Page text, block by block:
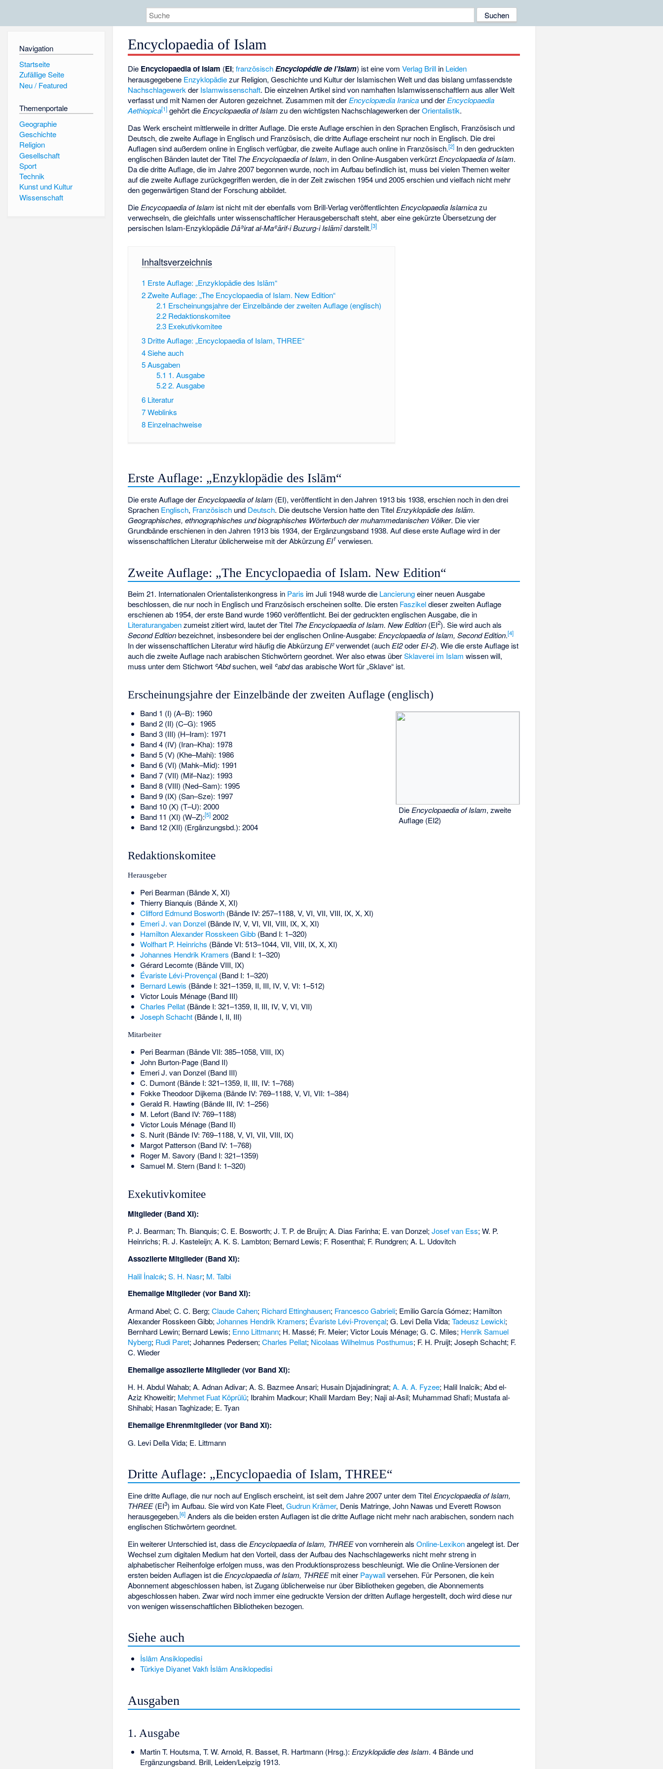
Navigation
Startseite
Zufällige Seite
Neu / Featured
Themenportale
Geographie
Geschichte
Religion
Gesellschaft
Sport
Technik
Kunst und Kultur
Wissenschaft
Encyclopaedia of Islam
Die Encyclopaedia of Islam (EI;französisch Encyclopédie de l’Islam) ist eine vomVerlag Brill in Leiden
herausgegebene Enzyklopädiezur Religion, Geschichte und Kultur der Islamischen Welt und das bislang umfassendste
Nachschlagewerkder Islamwissenschaft. Die einzelnen Artikel sind von namhaften Islamwissenschaftlern aus aller Welt
verfasst und mit Namen der Autoren gezeichnet. Zusammen mit derEncyclopædia Iranica und derEncyclopaedia
Aethiopica[1] gehört dieEncyclopaedia of Islam zu den wichtigsten Nachschlagewerken derOrientalistik.
Das Werk erscheint mittlerweile in dritter Auflage. Die erste Auflage erschien in den Sprachen Englisch, Französisch und
Deutsch, die zweite Auflage in Englisch und Französisch, die dritte Auflage erscheint nur noch in Englisch. Die drei
Auflagen sind außerdem online in Englisch verfügbar, die zweite Auflage auch online in Französisch.[2] In den gedruckten
englischen Bänden lautet der Titel The Encyclopaedia of Islam, in den Online-Ausgaben verkürzt Encyclopaedia of Islam.
Da die dritte Auflage, die im Jahre 2007 begonnen wurde, noch im Aufbau befindlich ist, muss bei vielen Themen weiter
auf die zweite Auflage zurückgegriffen werden, die in der Zeit zwischen 1954 und 2005 erschien und vielfach nicht mehr
den gegenwärtigenStand der Forschungabbildet.
Die Encycopaedia of Islam ist nicht mit der ebenfalls vom Brill-Verlag veröffentlichten Encyclopaedia Islamicazu
verwechseln, die gleichfalls unter wissenschaftlicher Herausgeberschaft steht, aber eine gekürzte Übersetzung der
persischen Islam-EnzyklopädieDāʾirat al-Maʿārif-i Buzurg-i Islāmīdarstellt.[3]
Inhaltsverzeichnis
1 Erste Auflage: „Enzyklopädie des Islām“
2Zweite Auflage: „The Encyclopaedia of Islam. New Edition“
2.1 Erscheinungsjahre der Einzelbände der zweiten Auflage (englisch)
2.2 Redaktionskomitee
2.3 Exekutivkomitee
3 Dritte Auflage: „Encyclopaedia of Islam, THREE“
4Siehe auch
5Ausgaben
5.1 1. Ausgabe
5.2 2. Ausgabe
6 Literatur
7Weblinks
8 Einzelnachweise
Erste Auflage: „Enzyklopädie des Islām“
Die erste Auflage der Encyclopaedia of Islam (EI), veröffentlicht in den Jahren 1913 bis 1938, erschien noch in den drei
Sprachen Englisch, Französisch und Deutsch. Die deutsche Version hatte den Titel Enzyklopädie des Islām.
Geographisches, ethnographisches und biographisches Wörterbuch der muhammedanischen Völker. Die vier
Grundbände erschienen in den Jahren 1913 bis 1934, der Ergänzungsband 1938. Auf diese erste Auflage wird in der
wissenschaftlichen Literatur üblicherweise mit der Abkürzung EI1 verwiesen.
Zweite Auflage: „The Encyclopaedia of Islam. New Edition“
Beim 21. Internationalen Orientalistenkongress in Paris im Juli 1948 wurde die Lancierungeiner neuen Ausgabe
beschlossen, die nur noch in Englisch und Französisch erscheinen sollte. Die ersten Faszikeldieser zweiten Auflage
erschienen ab 1954, der erste Band wurde 1960 veröffentlicht. Bei der gedruckten englischen Ausgabe, die in
Literaturangabenzumeist zitiert wird, lautet der Titel The Encyclopaedia of Islam. New Edition (EI2). Sie wird auch als
Second Editionbezeichnet, insbesondere bei der englischen Online-Ausgabe: Encyclopaedia of Islam, Second Edition.[4]
In der wissenschaftlichen Literatur wird häufig die Abkürzung EI²verwendet (auch EI2oder EI-2). Wie die erste Auflage ist
auch die zweite Auflage nach arabischen Stichwörtern geordnet. Wer also etwas überSklaverei im Islam wissen will,
muss unter dem Stichwort ʿAbdsuchen, weil ʿabddas arabische Wort für „Sklave“ ist.
Erscheinungsjahre der Einzelbände der zweiten Auflage (englisch)
DieEncyclopaedia of Islam, zweite
Auflage (EI2)
Band 1 (I) (A–B): 1960
Band 2 (II) (C–G): 1965
Band 3 (III) (H–Iram): 1971
Band 4 (IV) (Iran–Kha): 1978
Band 5 (V) (Khe–Mahi): 1986
Band 6 (VI) (Mahk–Mid): 1991
Band 7 (VII) (Mif–Naz): 1993
Band 8 (VIII) (Ned–Sam): 1995
Band 9 (IX) (San–Sze): 1997
Band 10 (X) (T–U): 2000
Band 11 (XI) (W–Z):[5]2002
Band 12 (XII) (Ergänzungsbd.): 2004
Redaktionskomitee
Herausgeber
Peri Bearman (Bände X, XI)
Thierry Bianquis (Bände X, XI)
Clifford Edmund Bosworth(Bände IV: 257–1188, V, VI, VII, VIII, IX, X, XI)
Emeri J. van Donzel(Bände IV, V, VI, VII, VIII, IX, X, XI)
Hamilton Alexander Rosskeen Gibb(Band I: 1–320)
Wolfhart P. Heinrichs (Bände VI: 513–1044, VII, VIII, IX, X, XI)
Johannes Hendrik Kramers (Band I: 1–320)
Gérard Lecomte(Bände VIII, IX)
Évariste Lévi-Provençal(Band I: 1–320)
Bernard Lewis (Bände I: 321–1359, II, III, IV, V, VI: 1–512)
Victor Louis Ménage (Band III)
Charles Pellat(Bände I: 321–1359, II, III, IV, V, VI, VII)
Joseph Schacht(Bände I, II, III)
Mitarbeiter
Peri Bearman (Bände VII: 385–1058, VIII, IX)
John Burton-Page (Band II)
Emeri J. van Donzel (Band III)
C. Dumont (Bände I: 321–1359, II, III, IV: 1–768)
Fokke Theodoor Dijkema (Bände IV: 769–1188, V, VI, VII: 1–384)
Gerald R. Hawting (Bände III, IV: 1–256)
M. Lefort (Band IV: 769–1188)
Victor Louis Ménage (Band II)
S. Nurit (Bände IV: 769–1188, V, VI, VII, VIII, IX)
Margot Patterson (Band IV: 1–768)
Roger M. Savory (Band I: 321–1359)
Samuel M. Stern (Band I: 1–320)
Exekutivkomitee
Mitglieder (Band XI):
P. J. Bearman; Th. Bianquis; C. E. Bosworth; J. T. P. de Bruijn; A. Dias Farinha; E. van Donzel;Josef van Ess; W. P.
Heinrichs; R. J. Kasteleijn; A. K. S. Lambton; Bernard Lewis; F. Rosenthal; F. Rundgren; A. L. Udovitch
Assoziierte Mitglieder (Band XI):
Halil İnalcık;S. H. Nasr; M. Talbi
Ehemalige Mitglieder (vor Band XI):
Armand Abel; C. C. Berg;Claude Cahen; Richard Ettinghausen; Francesco Gabrieli; Emilio García Gómez; Hamilton
Alexander Rosskeen Gibb;Johannes Hendrik Kramers; Évariste Lévi-Provençal; G. Levi Della Vida;Tadeusz Lewicki;
Bernhard Lewin; Bernard Lewis; Enno Littmann; H. Massé; Fr. Meier; Victor Louis Ménage; G. C. Miles; Henrik Samuel
Nyberg; Rudi Paret; Johannes Pedersen;Charles Pellat; Nicolaas Wilhelmus Posthumus; F. H. Pruijt; Joseph Schacht; F.
C. Wieder
Ehemalige assoziierte Mitglieder (vor Band XI):
H. H. Abdul Wahab; A. Adnan Adivar; A. S. Bazmee Ansari; Husain Djajadiningrat;A. A. A. Fyzee; Halil Inalcik; Abd el-
Aziz Khoweitir; Mehmet Fuat Köprülü; Ibrahim Madkour; Khalil Mardam Bey; Naji al-Asil; Muhammad Shafi; Mustafa al-
Shihabi; Hasan Taghizade; E. Tyan
Ehemalige Ehrenmitglieder (vor Band XI):
G. Levi Della Vida; E. Littmann
Dritte Auflage: „Encyclopaedia of Islam, THREE“
Eine dritte Auflage, die nur noch auf Englisch erscheint, ist seit dem Jahre 2007 unter dem Titel Encyclopaedia of Islam,
THREE(EI3) im Aufbau. Sie wird von Kate Fleet,Gudrun Krämer, Denis Matringe, John Nawas und Everett Rowson
herausgegeben.[6] Anders als die beiden ersten Auflagen ist die dritte Auflage nicht mehr nach arabischen, sondern nach
englischen Stichwörtern geordnet.
Ein weiterer Unterschied ist, dass die Encyclopaedia of Islam, THREEvon vornherein alsOnline-Lexikonangelegt ist. Der
Wechsel zum digitalen Medium hat den Vorteil, dass der Aufbau des Nachschlagewerks nicht mehr streng in
alphabetischer Reihenfolge erfolgen muss, was den Produktionsprozess beschleunigt. Wie die Online-Versionen der
ersten beiden Auflagen ist die Encyclopaedia of Islam, THREEmit einer Paywallversehen. Für Personen, die kein
Abonnement abgeschlossen haben, ist Zugang üblicherweise nur über Bibliotheken gegeben, die Abonnements
abgeschlossen haben. Zwar wird noch immer eine gedruckte Version der dritten Auflage hergestellt, doch wird diese nur
von wenigen wissenschaftlichen Bibliotheken bezogen.
Siehe auch
İslâm Ansiklopedisi
Türkiye Diyanet Vakfı İslâm Ansiklopedisi
Ausgaben
1. Ausgabe
Martin T. Houtsma, T. W. Arnold, R. Basset, R. Hartmann (Hrsg.): Enzyklopädie des Islam. 4 Bände und
Ergänzungsband. Brill, Leiden/Leipzig 1913.